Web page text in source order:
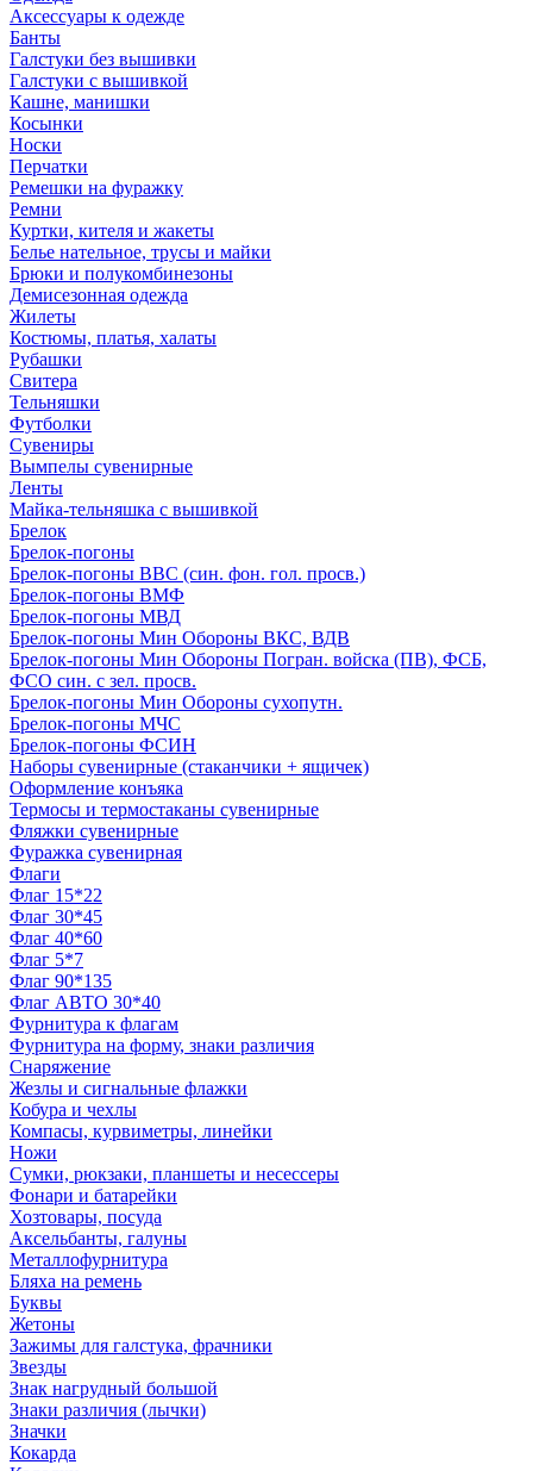
Аксессуары к одежде
Банты
Галстуки без вышивки
Галстуки с вышивкой
Кашне, манишки
Косынки
Носки
Перчатки
Ремешки на фуражку
Ремни
Куртки, кителя и жакеты
Белье нательное, трусы и майки
Брюки и полукомбинезоны
Демисезонная одежда
Жилеты
Костюмы, платья, халаты
Рубашки
Свитера
Тельняшки
Футболки
Сувениры
Вымпелы сувенирные
Ленты
Майка-тельняшка с вышивкой
Брелок
Брелок-погоны
Брелок-погоны ВВС (син. фон. гол. просв.)
Брелок-погоны ВМФ
Брелок-погоны МВД
Брелок-погоны Мин Обороны ВКС, ВДВ
Брелок-погоны Мин Обороны Погран. войска (ПВ), ФСБ,
ФСО син. с зел. просв.
Брелок-погоны Мин Обороны сухопутн.
Брелок-погоны МЧС
Брелок-погоны ФСИН
Наборы сувенирные (стаканчики + ящичек)
Оформление конъяка
Термосы и термостаканы сувенирные
Фляжки сувенирные
Фуражка сувенирная
Флаги
Флаг 15*22
Флаг 30*45
Флаг 40*60
Флаг 5*7
Флаг 90*135
Флаг АВТО 30*40
Фурнитура к флагам
Фурнитура на форму, знаки различия
Снаряжение
Жезлы и сигнальные флажки
Кобура и чехлы
Компасы, курвиметры, линейки
Ножи
Сумки, рюкзаки, планшеты и несессеры
Фонари и батарейки
Хозтовары, посуда
Аксельбанты, галуны
Металлофурнитура
Бляха на ремень
Буквы
Жетоны
Зажимы для галстука, фрачники
Звезды
Знак нагрудный большой
Знаки различия (лычки)
Значки
Кокарда